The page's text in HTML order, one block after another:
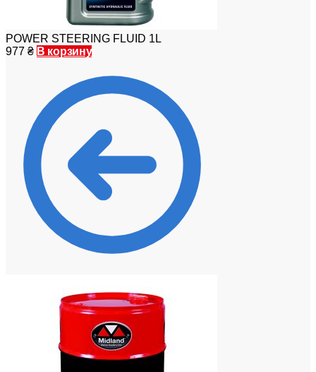
POWER STEERING FLUID 1L
977 ₴ В корзину